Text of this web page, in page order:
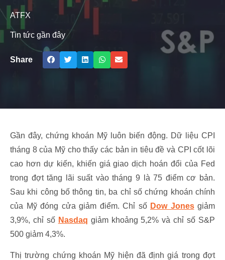
ATFX
Tin tức gần đây
Share
Gần đây, chứng khoán Mỹ luôn biến động. Dữ liệu CPI
tháng 8 của Mỹ cho thấy các bản in tiêu đề và CPI cốt lõi
cao hơn dự kiến, khiến giá giao dịch hoán đổi của Fed
trong đợt tăng lãi suất vào tháng 9 là 75 điểm cơ bản.
Sau khi công bố thông tin, ba chỉ số chứng khoán chính
của Mỹ đóng cửa giảm điểm. Chỉ số Dow Jones giảm
3,9%, chỉ số Nasdaq giảm khoảng 5,2% và chỉ số S&P
500 giảm 4,3%.
Thị trường chứng khoán Mỹ hiện đã định giá trong đợt